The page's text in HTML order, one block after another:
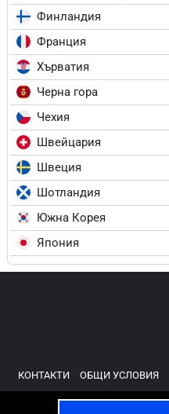
Финландия
Франция
Хърватия
Черна гора
Чехия
Швейцария
Швеция
Шотландия
Южна Корея
Япония
КОНТАКТИ ОБЩИ УСЛОВИЯ